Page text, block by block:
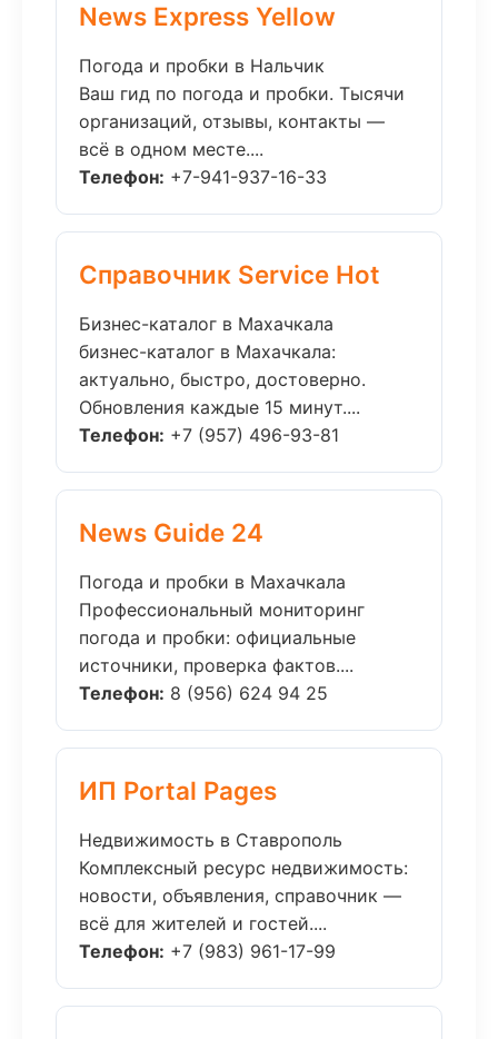
News Express Yellow
Погода и пробки в Нальчик
Ваш гид по погода и пробки. Тысячи
организаций, отзывы, контакты —
всё в одном месте....
Телефон: +7-941-937-16-33
Справочник Service Hot
Бизнес-каталог в Махачкала
бизнес-каталог в Махачкала:
актуально, быстро, достоверно.
Обновления каждые 15 минут....
Телефон: +7 (957) 496-93-81
News Guide 24
Погода и пробки в Махачкала
Профессиональный мониторинг
погода и пробки: официальные
источники, проверка фактов....
Телефон: 8 (956) 624 94 25
ИП Portal Pages
Недвижимость в Ставрополь
Комплексный ресурс недвижимость:
новости, объявления, справочник —
всё для жителей и гостей....
Телефон: +7 (983) 961-17-99